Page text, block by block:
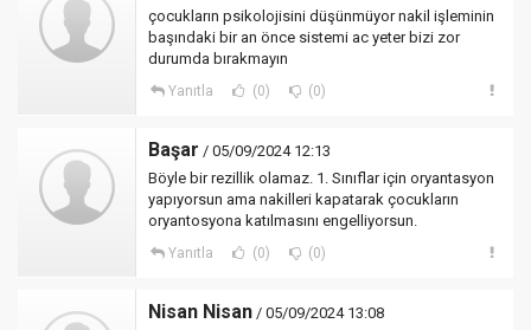
çocukların psikolojisini düşünmüyor nakil işleminin
başındaki bir an önce sistemi ac yeter bizi zor
durumda bırakmayın
Yanıtla (0) (0)
Başar / 05/09/2024 12:13
Böyle bir rezillik olamaz. 1. Sınıflar için oryantasyon
yapıyorsun ama nakilleri kapatarak çocukların
oryantosyona katılmasını engelliyorsun.
Yanıtla (0) (0)
Nisan Nisan / 05/09/2024 13:08